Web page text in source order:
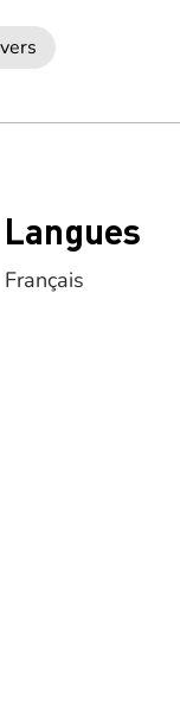
Langues
Français